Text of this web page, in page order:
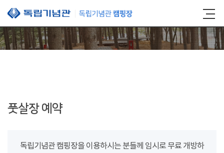
본문 바로가기
풋살장 예약
독립기념관 캠핑장을 이용하시는 분들께 임시로 무료 개방하